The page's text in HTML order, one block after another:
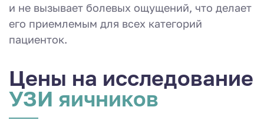
и не вызывает болевых ощущений, что делает
его приемлемым для всех категорий
пациенток.
Цены на исследование
УЗИ яичников